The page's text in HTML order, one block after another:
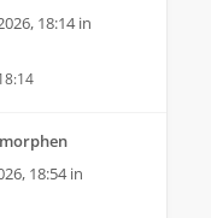
18:14in
18:54in